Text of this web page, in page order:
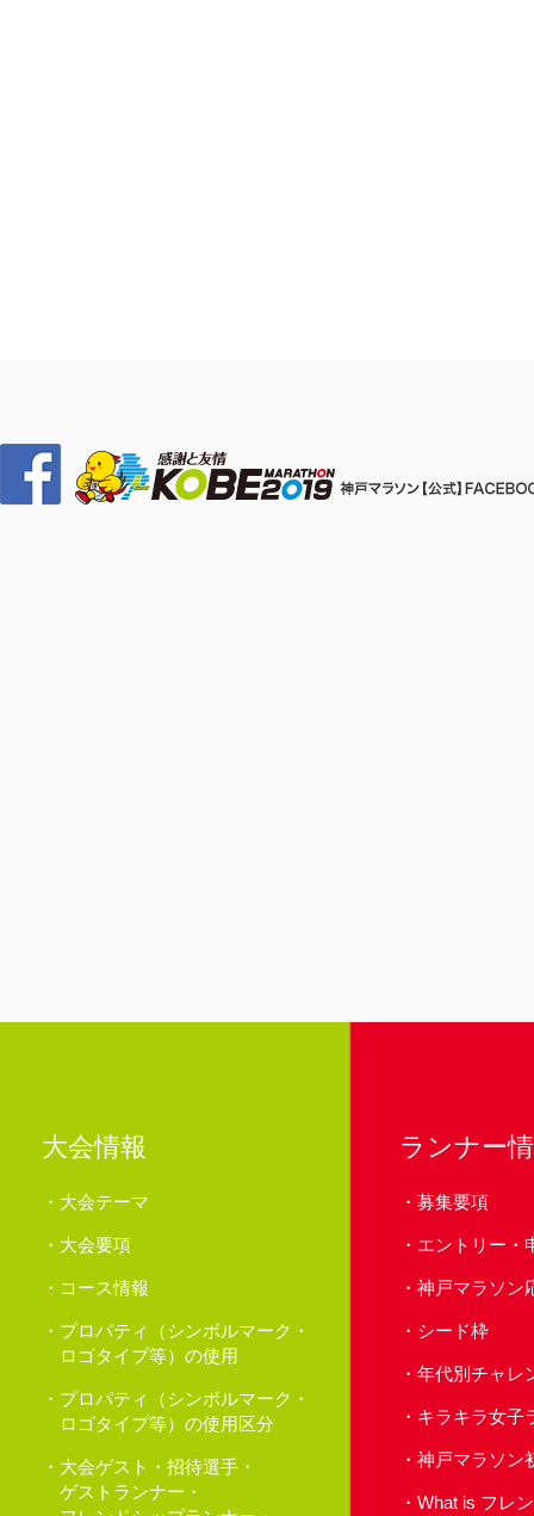
大会情報
大会テーマ
大会要項
コース情報
プロパティ（シンボルマーク・
ロゴタイプ等）の使用
プロパティ（シンボルマーク・
ロゴタイプ等）の使用区分
大会ゲスト・招待選手・
ゲストランナー・
ランナー
募集要項
エントリー・
神戸マラソン
シード枠
年代別チャレ
キラキラ女子
神戸マラソン
What is フレ